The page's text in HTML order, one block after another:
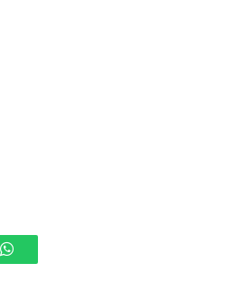
WhatsApp